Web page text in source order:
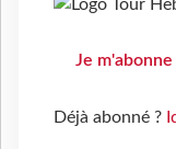
Je m'abonne
Déjà abonné ?